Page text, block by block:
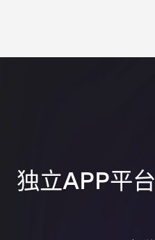
独立APP平台
独立APP平台